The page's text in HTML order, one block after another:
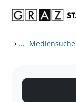
› ... Mediensuche